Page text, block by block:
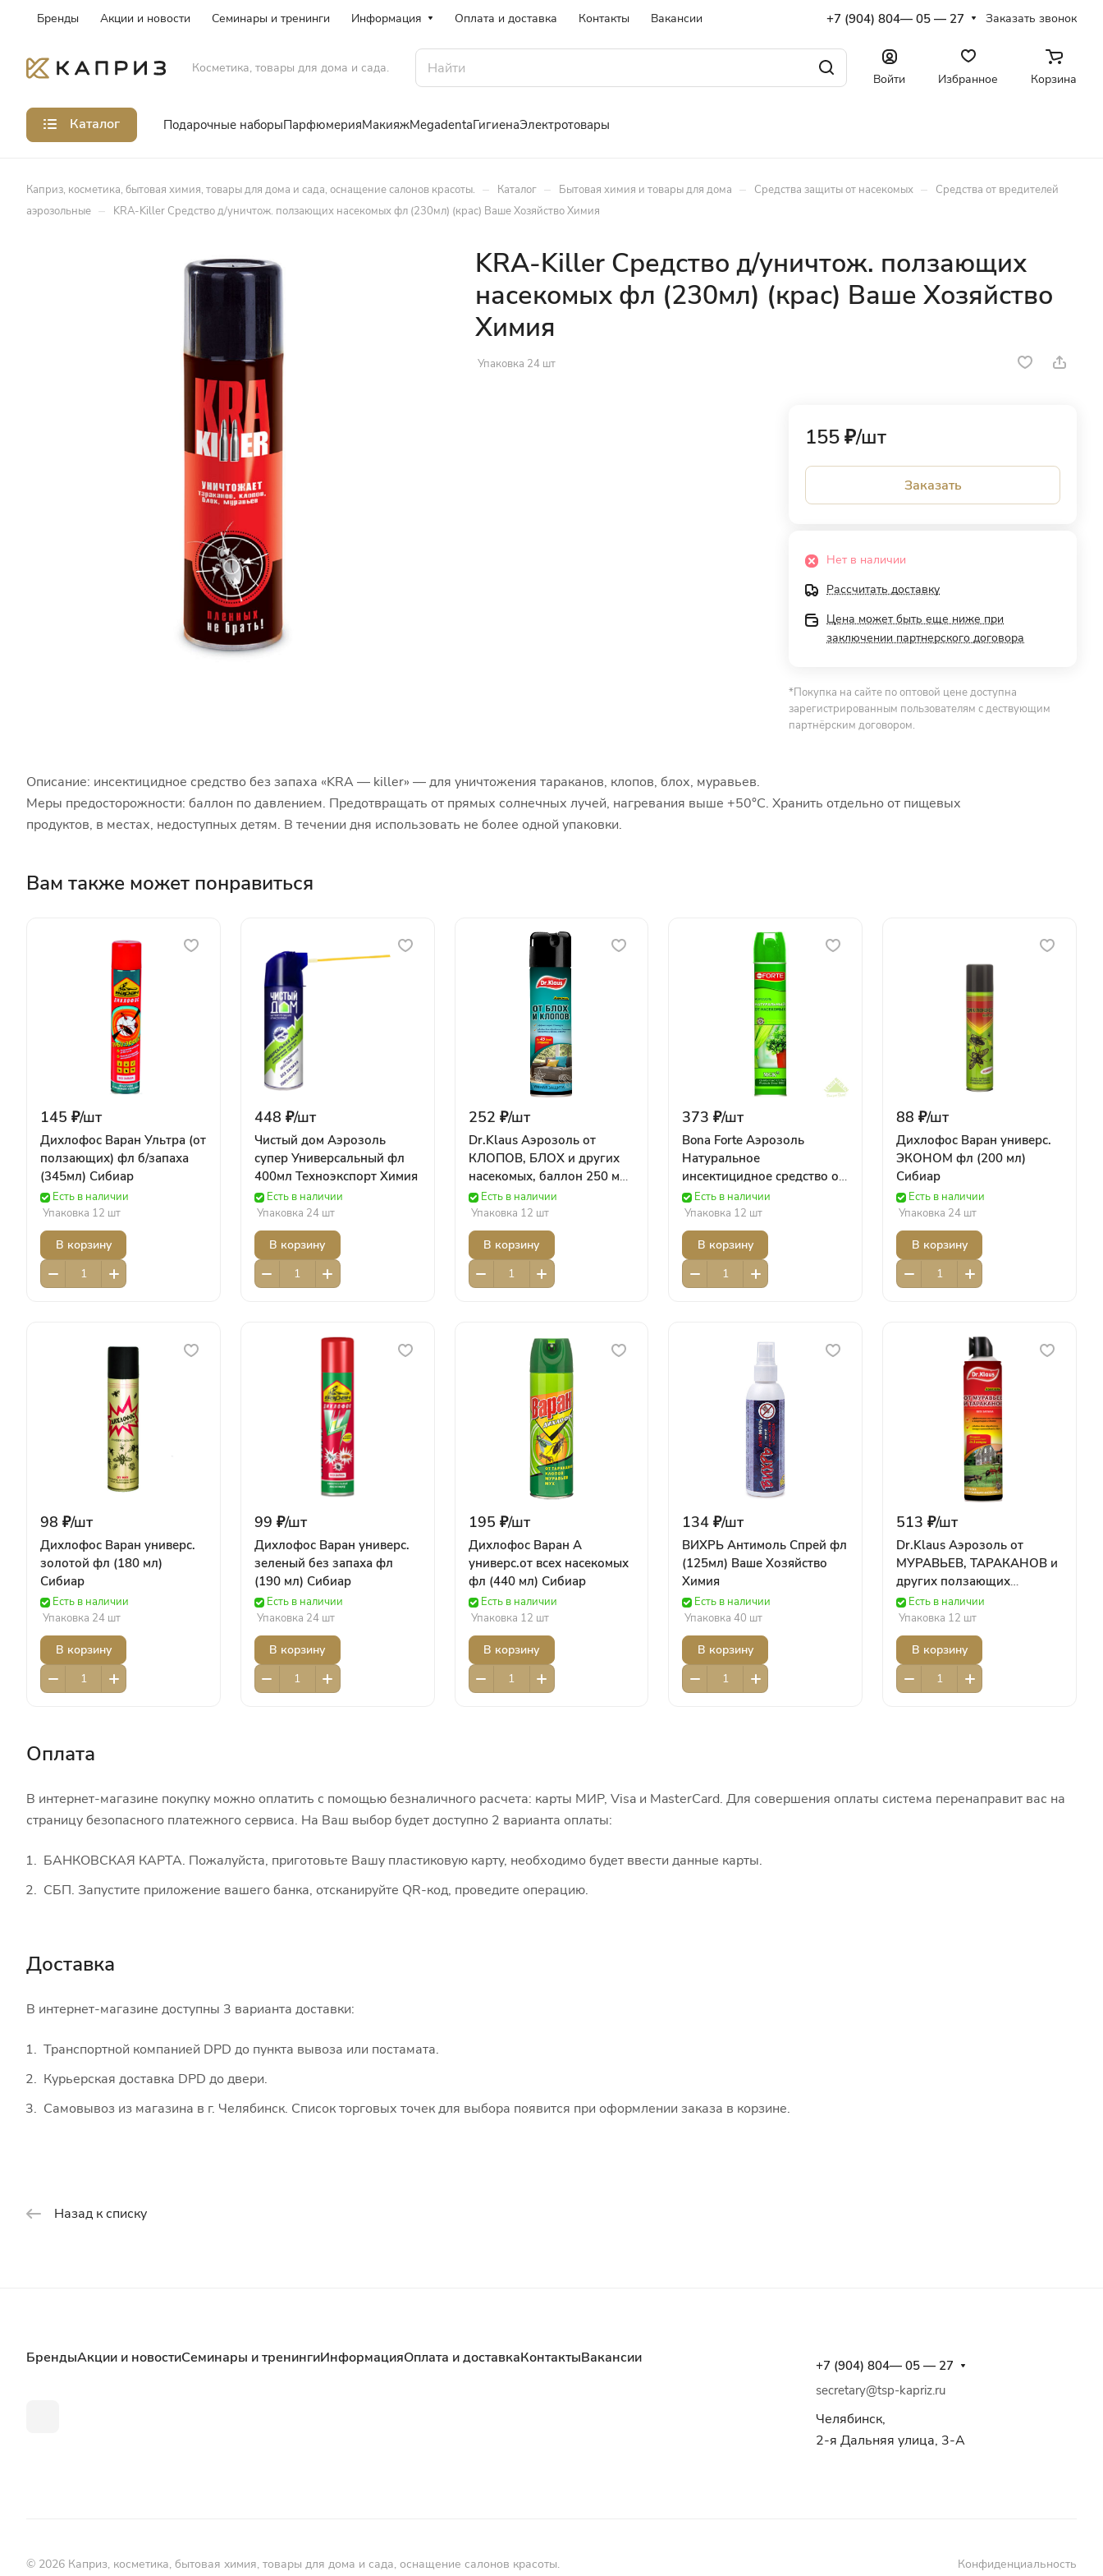
Бренды Акции и новости Семинары и тренинги Информация Оплата и доставка Контакты Вакансии +7 (904) 804— 05 — 27 Заказать звонок
Косметика, товары для дома и сада.
Войти Избранное Корзина
Каталог Подарочные наборыПарфюмерияМакияжMegadentaГигиенаЭлектротовары
Каприз, косметика, бытовая химия, товары для дома и сада, оснащение салонов красоты. – Каталог – Бытовая химия и товары для дома – Средства защиты от насекомых –
Средства от вредителей
аэрозольные – KRA-Killer Средство д/уничтож. ползающих насекомых фл (230мл) (крас) Ваше Хозяйство Химия
KRA-Killer Средство д/уничтож. ползающих
насекомых фл (230мл) (крас) Ваше Хозяйство
Химия
Упаковка 24 шт
155 ₽/шт
Заказать
Нет в наличии
Рассчитать доставку
Цена может быть еще ниже при
заключении партнерского договора
*Покупка на сайте по оптовой цене доступна
зарегистрированным пользователям с дествующим
партнёрским договором.
Описание: инсектицидное средство без запаха «KRA — killer» — для уничтожения тараканов, клопов, блох, муравьев.
Меры предосторожности: баллон по давлением. Предотвращать от прямых солнечных лучей, нагревания выше +50°С. Хранить отдельно от пищевых
продуктов, в местах, недоступных детям. В течении дня использовать не более одной упаковки.
Вам также может понравиться
145 ₽/шт
Дихлофос Варан Ультра (от
ползающих) фл б/запаха
(345мл) Сибиар
Есть в наличии
Упаковка 12 шт
В корзину
448 ₽/шт
Чистый дом Аэрозоль
супер Универсальный фл
400мл Техноэкспорт Химия
Есть в наличии
Упаковка 24 шт
В корзину
252 ₽/шт
Dr.Klaus Аэрозоль от
КЛОПОВ, БЛОХ и других
насекомых, баллон 250 мл/
12 Химия Bona Forte
Есть в наличии
Упаковка 12 шт
В корзину
373 ₽/шт
Bona Forte Аэрозоль
Натуральное
инсектицидное средство от
летающих насекомых-
вредителей, баллон 300
Bona Forte
Есть в наличии
Упаковка 12 шт
В корзину
88 ₽/шт
Дихлофос Варан универс.
ЭКОНОМ фл (200 мл)
Сибиар
Есть в наличии
Упаковка 24 шт
В корзину
98 ₽/шт
Дихлофос Варан универс.
золотой фл (180 мл)
Сибиар
Есть в наличии
Упаковка 24 шт
В корзину
99 ₽/шт
Дихлофос Варан универс.
зеленый без запаха фл
(190 мл) Сибиар
Есть в наличии
Упаковка 24 шт
В корзину
195 ₽/шт
Дихлофос Варан А
универс.от всех насекомых
фл (440 мл) Сибиар
Есть в наличии
Упаковка 12 шт
В корзину
134 ₽/шт
ВИХРЬ Антимоль Спрей фл
(125мл) Ваше Хозяйство
Химия
Есть в наличии
Упаковка 40 шт
В корзину
513 ₽/шт
Dr.Klaus Аэрозоль от
МУРАВЬЕВ, ТАРАКАНОВ и
других ползающих
насекомых, баллон 600 мл/
12 Химия Bona Forte
Есть в наличии
Упаковка 12 шт
В корзину
Оплата
В интернет-магазине покупку можно оплатить с помощью безналичного расчета: карты МИР, Visa и MasterCard. Для совершения оплаты система перенаправит вас на
страницу безопасного платежного сервиса. На Ваш выбор будет доступно 2 варианта оплаты:
БАНКОВСКАЯ КАРТА. Пожалуйста, приготовьте Вашу пластиковую карту, необходимо будет ввести данные карты.
СБП. Запустите приложение вашего банка, отсканируйте QR-код, проведите операцию.
Доставка
В интернет-магазине доступны 3 варианта доставки:
Транспортной компанией DPD до пункта вывоза или постамата.
Курьерская доставка DPD до двери.
Самовывоз из магазина в г. Челябинск. Список торговых точек для выбора появится при оформлении заказа в корзине.
Назад к списку
БрендыАкции и новостиСеминары и тренингиИнформацияОплата и доставкаКонтактыВакансии
+7 (904) 804— 05 — 27
secretary@tsp-kapriz.ru
Челябинск,
2-я Дальняя улица, 3-А
© 2026 Каприз, косметика, бытовая химия, товары для дома и сада, оснащение салонов красоты. Конфиденциальность